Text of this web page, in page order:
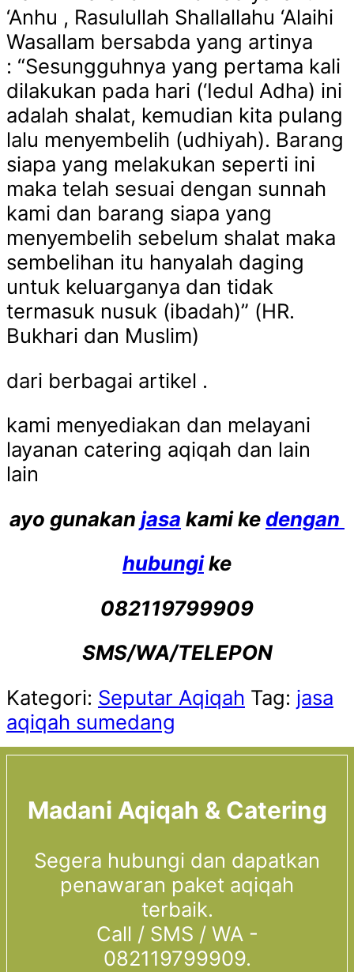
‘Anhu , Rasulullah Shallallahu ‘Alaihi
Wasallam bersabda yang artinya
: “Sesungguhnya yang pertama kali
dilakukan pada hari (‘Iedul Adha) ini
adalah shalat, kemudian kita pulang
lalu menyembelih (udhiyah). Barang
siapa yang melakukan seperti ini
maka telah sesuai dengan sunnah
kami dan barang siapa yang
menyembelih sebelum shalat maka
sembelihan itu hanyalah daging
untuk keluarganya dan tidak
termasuk nusuk (ibadah)” (HR.
Bukhari dan Muslim)
dari berbagai artikel .
kami menyediakan dan melayani
layanan catering aqiqah dan lain
lain
ayo gunakan jasa kami ke dengan
hubungike
082119799909
SMS/WA/TELEPON
Kategori: Seputar Aqiqah Tag: jasa
aqiqah sumedang
Madani Aqiqah & Catering
Segera hubungi dan dapatkan
penawaran paket aqiqah
terbaik.
Call / SMS / WA -
082119799909.